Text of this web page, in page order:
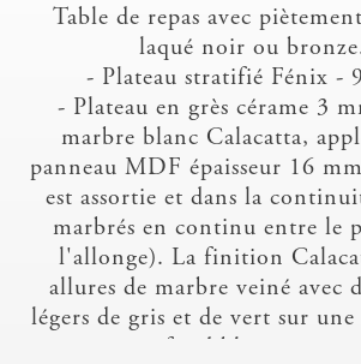
Table de repas avec
laqué noir ou
- Plateau stratifié Fénix -
- Plateau en grès cérame 3
marbre blanc Calacatta,
panneau MDF épaisseur 16
est assortie et dans la
marbrés en continu entre le
l'allonge). La finition
allures de marbre veiné avec
légers de gris et de vert sur
fond blanc cassé.